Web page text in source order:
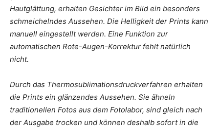
Hautglättung, erhalten Gesichter im Bild ein besonders
schmeichelndes Aussehen. Die Helligkeit der Prints kann
manuell eingestellt werden. Eine Funktion zur
automatischen Rote-Augen-Korrektur fehlt natürlich
nicht.
Durch das Thermosublimationsdruckverfahren erhalten
die Prints ein glänzendes Aussehen. Sie ähneln
traditionellen Fotos aus dem Fotolabor, sind gleich nach
der Ausgabe trocken und können deshalb sofort in die